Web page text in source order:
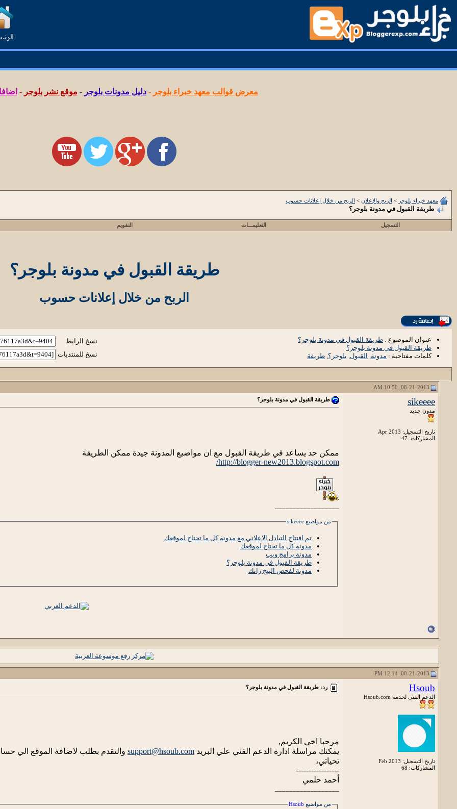
معرض قوالب معهد خبراء بلوجر -دليل مدونات بلوجر - موقع نشر بلوجر -
معهد خبراء بلوجر > الربح والإعلان > الربح من خلال إعلانات حسوب
طريقة القبول في مدونة بلوجر؟
التسجيل التعليمـــات التقويم
طريقة القبول في مدونة بلوجر؟
الربح من خلال إعلانات حسوب
عنوان الموضوع : طريقة القبول في مدونة بلوجر؟
طريقة القبول في مدونة بلوجر؟
كلمات مفتاحية : مدونة, القبول, بلوجر؟, طريقة
نسخ الرابط
نسخ للمنتديات
sikeeee
مدون جديد
تاريخ التسجيل: Apr 2013
المشاركات: 47
طريقة القبول في مدونة بلوجر؟
ممكن حد يساعد في طريقة القبول مع ان مواضيع المدونة جيدة ممكن الطريقة
http://blogger-new2013.blogspot.com/
من مواضيع sikeeee
تم افتتاح التبادل الاعلاني مع مدونة كل ما تحتاج لموقعك
مدونة كل ما تحتاج لموقعك
مدونة برامج ويب
طريقة القبول في مدونة بلوجر؟
مدونة لفحص البيج رانك
Hsoub
الدعم الفني لخدمة Hsoub.com
تاريخ التسجيل: Feb 2013
المشاركات: 68
رد: طريقة القبول في مدونة بلوجر؟
مرحبا اخي الكريم,
يمكنك مراسلة ادارة الدعم الفني علي البريد support@hsoub.com والتقدم بطلب لاضافة الموقع الي
تحياتي،
-----------------
أحمد حلمي
من مواضيع Hsoub